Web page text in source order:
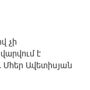
չի
է
Ավետիսյան